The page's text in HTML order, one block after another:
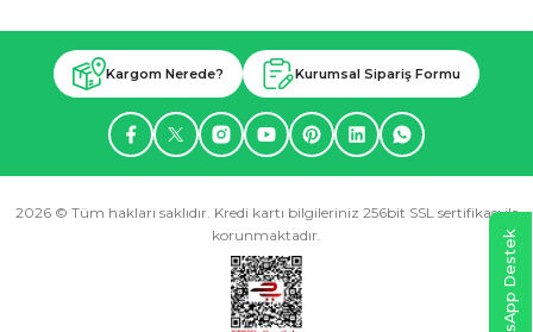
Kargom Nerede? Kurumsal Sipariş Formu
2026 © Tüm hakları saklıdır. Kredi kartı bilgileriniz 256bit SSL sertifikası ile
korunmaktadır.
WhatsApp Destek